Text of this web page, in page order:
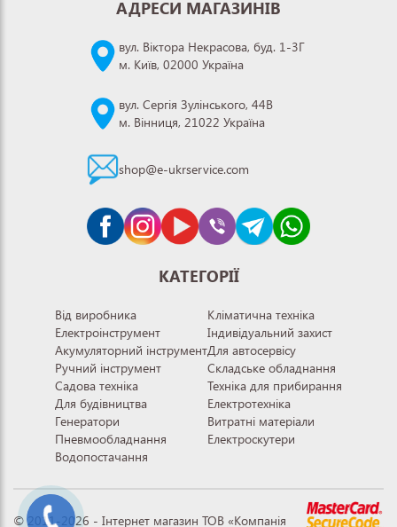
АДРЕСИ МАГАЗИНІВ
вул. Віктора Некрасова, буд. 1-3Г
м. Київ, 02000 Україна
вул. Сергія Зулінського, 44В
м. Вінниця, 21022 Україна
shop@e-ukrservice.com
КАТЕГОРІЇ
Від виробника
Електроінструмент
Акумуляторний інструмент
Ручний інструмент
Садова техніка
Для будівництва
Генератори
Пневмообладнання
Водопостачання
Кліматична техніка
Індивідуальний захист
Для автосервісу
Складське обладнання
Техніка для прибирання
Електротехніка
Витратні матеріали
Електроскутери
© 2011-2026 - Інтернет магазин ТОВ «Компанія